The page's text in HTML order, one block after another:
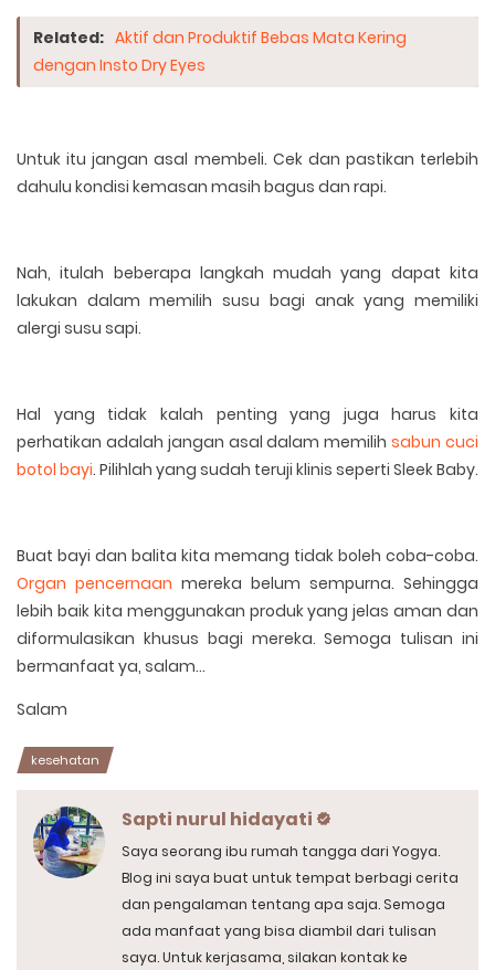
Related: Aktif dan Produktif Bebas Mata Kering
dengan Insto Dry Eyes
Untuk itu jangan asal membeli. Cek dan pastikan terlebih
dahulu kondisi kemasan masih bagus dan rapi.
Nah, itulah beberapa langkah mudah yang dapat kita
lakukan dalam memilih susu bagi anak yang memiliki
alergi susu sapi.
Hal yang tidak kalah penting yang juga harus kita
perhatikan adalah jangan asal dalam memilihsabun cuci
botol bayi. Pilihlah yang sudah teruji klinis seperti Sleek Baby.
Buat bayi dan balita kita memang tidak boleh coba-coba.
Organ pencernaan mereka belum sempurna. Sehingga
lebih baik kita menggunakan produk yang jelas aman dan
diformulasikan khusus bagi mereka. Semoga tulisan ini
bermanfaat ya, salam...
Salam
kesehatan
Sapti nurul hidayati
Saya seorang ibu rumah tangga dari Yogya.
Blog ini saya buat untuk tempat berbagi cerita
dan pengalaman tentang apa saja. Semoga
ada manfaat yang bisa diambil dari tulisan
saya. Untuk kerjasama, silakan kontak ke